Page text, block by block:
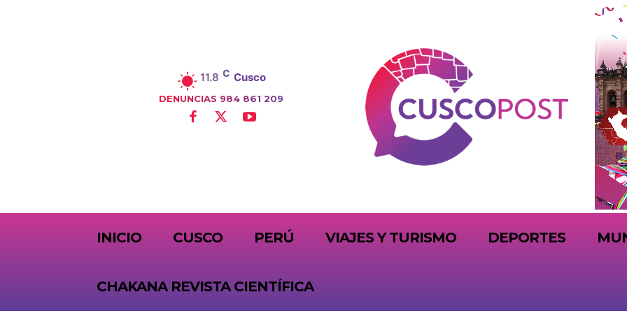
11.8 C Cusco
DENUNCIAS 984 861 209
INICIO CUSCO PERÚ VIAJES Y TURISMO DEPORTES
CHAKANA REVISTA CIENTÍFICA